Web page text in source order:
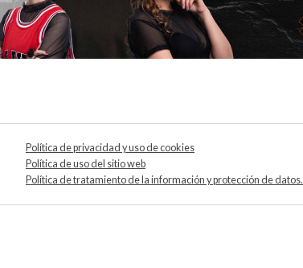
Política de privacidad y uso de cookies
Política de uso del sitio web
Política de tratamiento de la información y protección de datos.